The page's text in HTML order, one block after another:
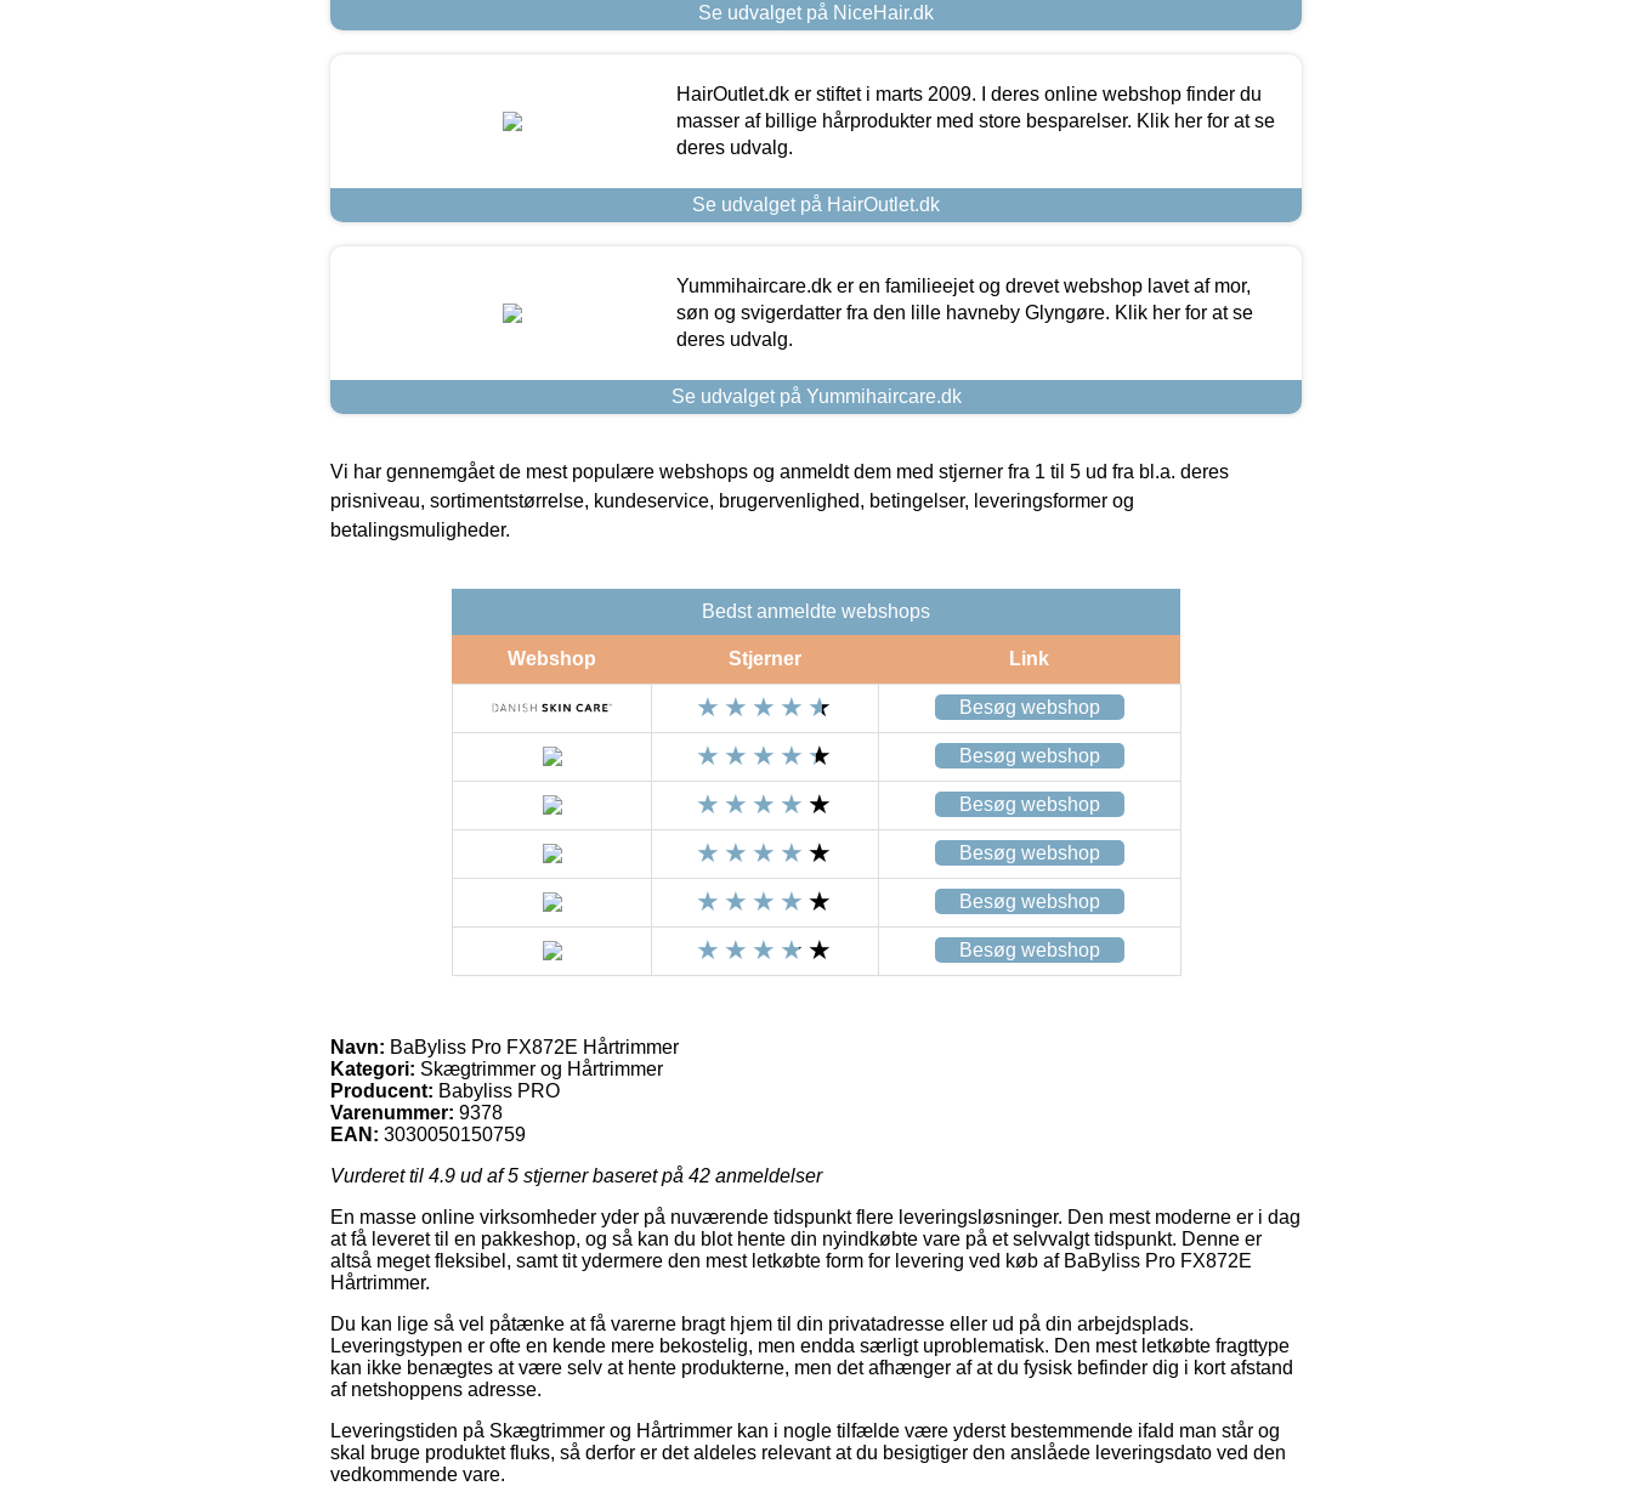
Se udvalget på NiceHair.dk
HairOutlet.dk er stiftet i marts 2009. I deres online webshop finder du
masser af billige hårprodukter med store besparelser. Klik her for at se
deres udvalg.
Se udvalget på HairOutlet.dk
Yummihaircare.dk er en familieejet og drevet webshop lavet af mor,
søn og svigerdatter fra den lille havneby Glyngøre. Klik her for at se
deres udvalg.
Se udvalget på Yummihaircare.dk
Vi har gennemgået de mest populære webshops og anmeldt dem med stjerner fra 1 til 5 ud fra bl.a. deres
prisniveau, sortimentstørrelse, kundeservice, brugervenlighed, betingelser, leveringsformer og
betalingsmuligheder.
Bedst anmeldte webshops
Webshop Stjerner Link
Besøg webshop
Besøg webshop
Besøg webshop
Besøg webshop
Besøg webshop
Besøg webshop
Navn: BaByliss Pro FX872E Hårtrimmer
Kategori: Skægtrimmer og Hårtrimmer
Producent: Babyliss PRO
Varenummer: 9378
EAN: 3030050150759
Vurderet til 4.9 ud af 5 stjerner baseret på 42 anmeldelser
En masse online virksomheder yder på nuværende tidspunkt flere leveringsløsninger. Den mest moderne er i dag
at få leveret til en pakkeshop, og så kan du blot hente din nyindkøbte vare på et selvvalgt tidspunkt. Denne er
altså meget fleksibel, samt tit ydermere den mest letkøbte form for levering ved køb af BaByliss Pro FX872E
Hårtrimmer.
Du kan lige så vel påtænke at få varerne bragt hjem til din privatadresse eller ud på din arbejdsplads.
Leveringstypen er ofte en kende mere bekostelig, men endda særligt uproblematisk. Den mest letkøbte fragttype
kan ikke benægtes at være selv at hente produkterne, men det afhænger af at du fysisk befinder dig i kort afstand
af netshoppens adresse.
Leveringstiden på Skægtrimmer og Hårtrimmer kan i nogle tilfælde være yderst bestemmende ifald man står og
skal bruge produktet fluks, så derfor er det aldeles relevant at du besigtiger den anslåede leveringsdato ved den
vedkommende vare.